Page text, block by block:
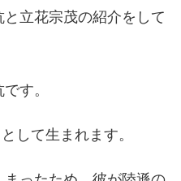
立花宗茂の紹介をして
す。
して生まれます。